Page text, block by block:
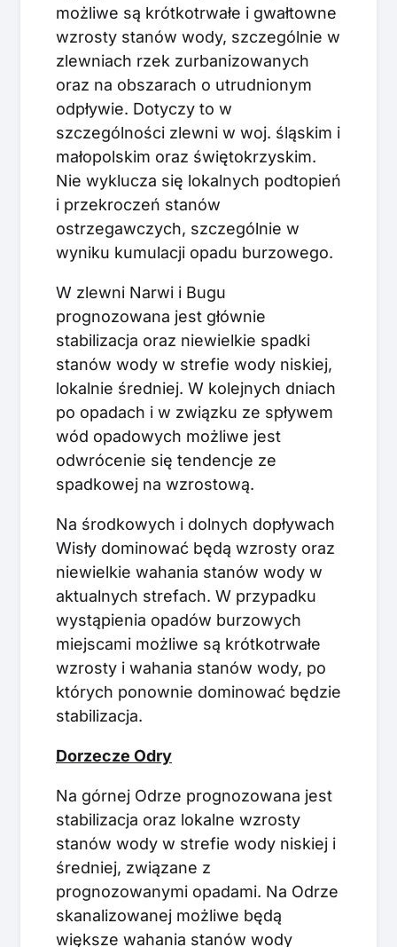
możliwe są krótkotrwałe i gwałtowne
wzrosty stanów wody, szczególnie w
zlewniach rzek zurbanizowanych
oraz na obszarach o utrudnionym
odpływie. Dotyczy to w
szczególności zlewni w woj. śląskim i
małopolskim oraz świętokrzyskim.
Nie wyklucza się lokalnych podtopień
i przekroczeń stanów
ostrzegawczych, szczególnie w
wyniku kumulacji opadu burzowego.
W zlewni Narwi i Bugu
prognozowana jest głównie
stabilizacja oraz niewielkie spadki
stanów wody w strefie wody niskiej,
lokalnie średniej. W kolejnych dniach
po opadach i w związku ze spływem
wód opadowych możliwe jest
odwrócenie się tendencje ze
spadkowej na wzrostową.
Na środkowych i dolnych dopływach
Wisły dominować będą wzrosty oraz
niewielkie wahania stanów wody w
aktualnych strefach. W przypadku
wystąpienia opadów burzowych
miejscami możliwe są krótkotrwałe
wzrosty i wahania stanów wody, po
których ponownie dominować będzie
stabilizacja.
Dorzecze Odry
Na górnej Odrze prognozowana jest
stabilizacja oraz lokalne wzrosty
stanów wody w strefie wody niskiej i
średniej, związane z
prognozowanymi opadami. Na Odrze
skanalizowanej możliwe będą
większe wahania stanów wody